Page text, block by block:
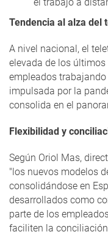
el trabajo a
Tendencia al alza del
A nivel nacional, el
elevada de los últimos
empleados
impulsada por la
consolida en el
Flexibilidad y
Según Oriol Mas,
"los nuevos modelos
consolidándose en
desarrollados como
parte de los
faciliten la